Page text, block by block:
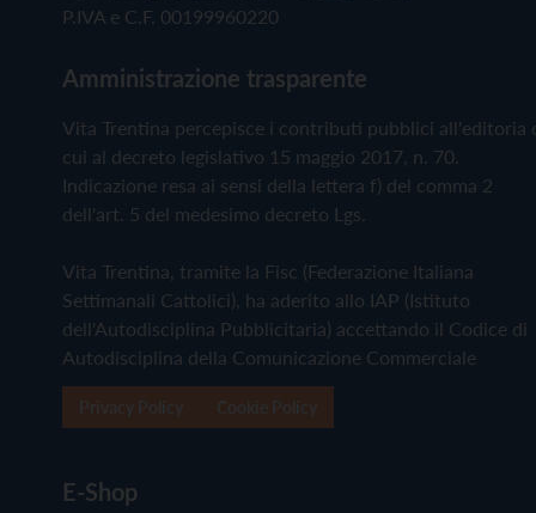
P.IVA e C.F. 00199960220
Amministrazione trasparente
Vita Trentina percepisce i contributi pubblici all'editoria
cui al decreto legislativo 15 maggio 2017, n. 70.
Indicazione resa ai sensi della lettera f) del comma 2
dell'art. 5 del medesimo decreto Lgs.
Vita Trentina, tramite la Fisc (Federazione Italiana
Settimanali Cattolici), ha aderito allo IAP (Istituto
dell'Autodisciplina Pubblicitaria) accettando il Codice di
Autodisciplina della Comunicazione Commerciale
E-Shop